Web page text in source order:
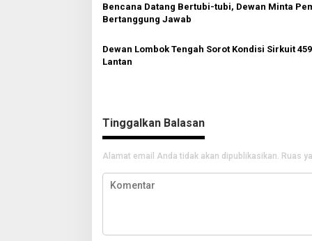
o
s
Bencana Datang Bertubi-tubi, Dewan Minta
Bertanggung Jawab
Dewan Lombok Tengah Sorot Kondisi Sirkuit 459
Lantan
Tinggalkan Balasan
Alamat email Anda tidak akan dipublikasikan. Ruas